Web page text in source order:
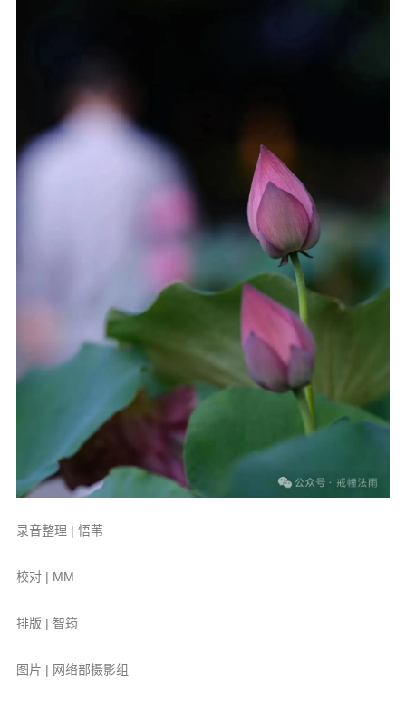
录音整理 | 悟苇
校对 | MM
排版 | 智筠
图片 | 网络部摄影组